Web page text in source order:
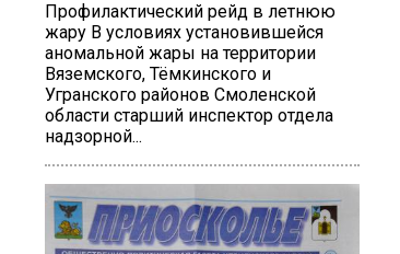
Профилактический рейд в летнюю
жару В условиях установившейся
аномальной жары на территории
Вяземского, Тёмкинского и
Угранского районов Смоленской
области старший инспектор отдела
надзорной...